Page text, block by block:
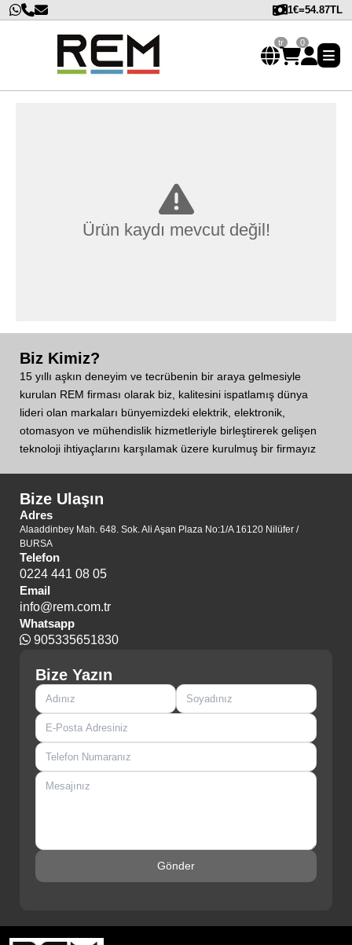
1€=54.87TL
tr 0
Ürün kaydı mevcut değil!
Biz Kimiz?
15 yıllı aşkın deneyim ve tecrübenin bir araya gelmesiyle
kurulan REM firması olarak biz, kalitesini ispatlamış dünya
lideri olan markaları bünyemizdeki elektrik, elektronik,
otomasyon ve mühendislik hizmetleriyle birleştirerek gelişen
teknoloji ihtiyaçlarını karşılamak üzere kurulmuş bir firmayız
Bize Ulaşın
Adres
Alaaddinbey Mah. 648. Sok. Ali Aşan Plaza No:1/A 16120 Nilüfer /
BURSA
Telefon
0224 441 08 05
Email
info@rem.com.tr
Whatsapp
905335651830
Bize Yazın
Gönder